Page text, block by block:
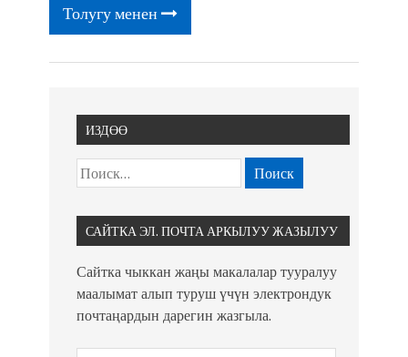
Толугу менен
ИЗДӨӨ
САЙТКА ЭЛ. ПОЧТА АРКЫЛУУ ЖАЗЫЛУУ
Сайтка чыккан жаңы макалалар тууралуу
маалымат алып туруш үчүн электрондук
почтаңардын дарегин жазгыла.